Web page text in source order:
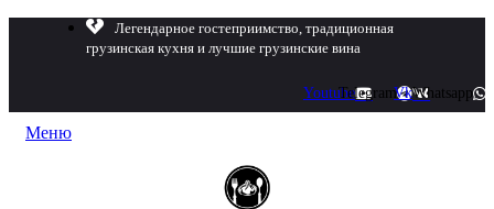
Легендарное гостеприимство, традиционная
грузинская кухня и лучшие грузинские вина
YoutubeTelegramVkWhatsapp
Меню